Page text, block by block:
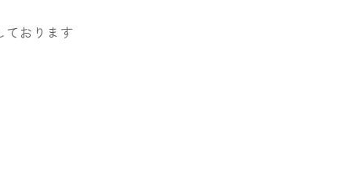
ております